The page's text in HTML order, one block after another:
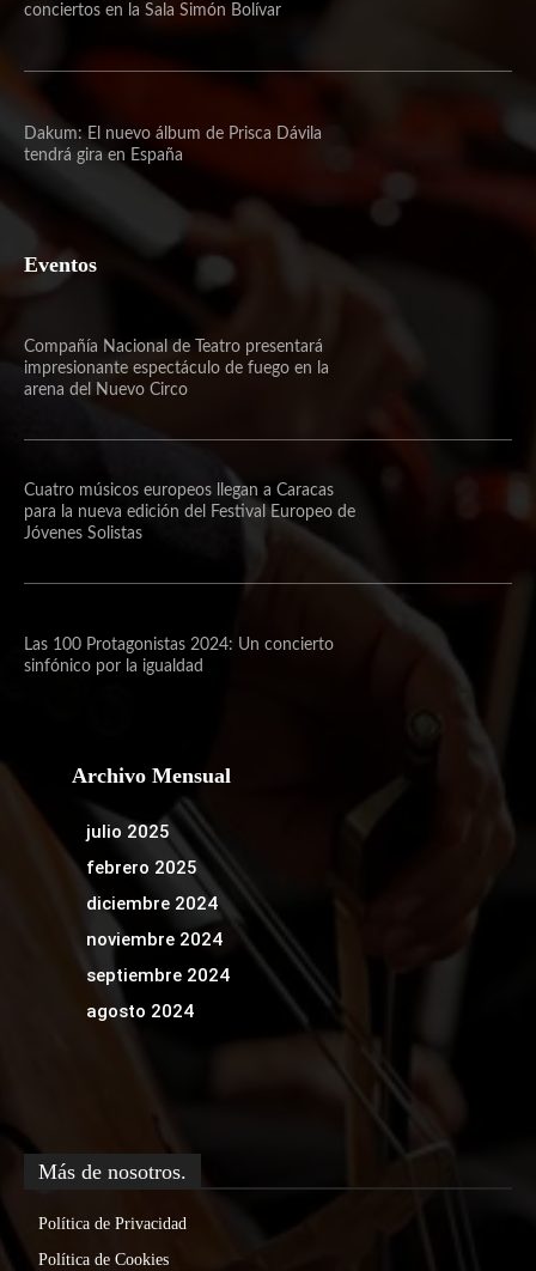
conciertos en la Sala Simón Bolívar
Dakum: El nuevo álbum de Prisca Dávila
tendrá gira en España
Eventos
Compañía Nacional de Teatro presentará
impresionante espectáculo de fuego en la
arena del Nuevo Circo
Cuatro músicos europeos llegan a Caracas
para la nueva edición del Festival Europeo de
Jóvenes Solistas
Las 100 Protagonistas 2024: Un concierto
sinfónico por la igualdad
Archivo Mensual
julio 2025
febrero 2025
diciembre 2024
noviembre 2024
septiembre 2024
agosto 2024
Más de nosotros.
Política de Privacidad
Política de Cookies